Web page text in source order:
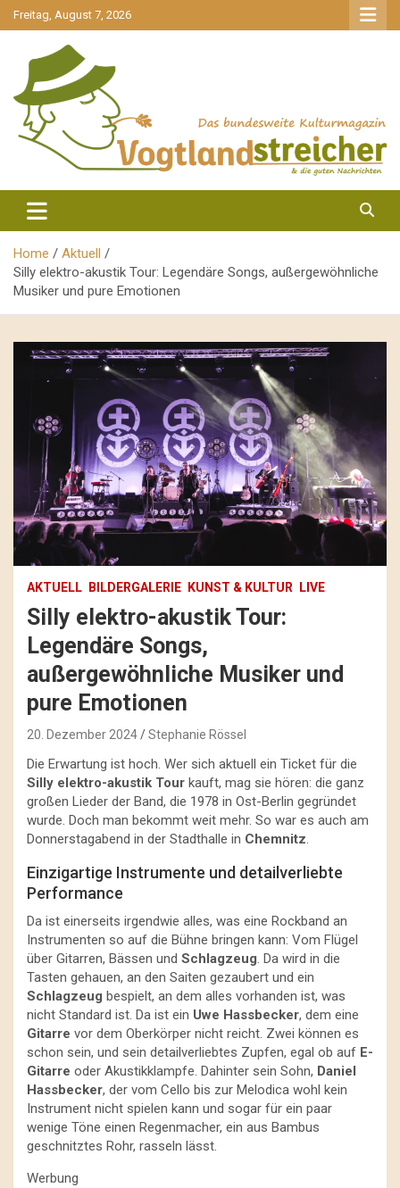
gehe
zum
Freitag, August 7, 2026
Vogtlandstreicher
Home
Aktuell
Silly elektro-akustik Tour: Legendäre Songs, außergewöhnliche
Musiker und pure Emotionen
AKTUELL BILDERGALERIE KUNST & KULTUR LIVE
Silly elektro-akustik Tour:
Legendäre Songs,
außergewöhnliche Musiker und
pure Emotionen
20. Dezember 2024 Stephanie Rössel
Die Erwartung ist hoch. Wer sich aktuell ein Ticket für die
Silly elektro-akustik Tour kauft, mag sie hören: die ganz
großen Lieder der Band, die 1978 in Ost-Berlin gegründet
wurde. Doch man bekommt weit mehr. So war es auch am
Donnerstagabend in der Stadthalle in Chemnitz.
Einzigartige Instrumente und detailverliebte
Performance
Da ist einerseits irgendwie alles, was eine Rockband an
Instrumenten so auf die Bühne bringen kann: Vom Flügel
über Gitarren, Bässen und Schlagzeug. Da wird in die
Tasten gehauen, an den Saiten gezaubert und ein
Schlagzeug bespielt, an dem alles vorhanden ist, was
nicht Standard ist. Da ist ein Uwe Hassbecker, dem eine
Gitarre vor dem Oberkörper nicht reicht. Zwei können es
schon sein, und sein detailverliebtes Zupfen, egal ob auf E-
Gitarre oder Akustikklampfe. Dahinter sein Sohn, Daniel
Hassbecker, der vom Cello bis zur Melodica wohl kein
Instrument nicht spielen kann und sogar für ein paar
wenige Töne einen Regenmacher, ein aus Bambus
geschnitztes Rohr, rasseln lässt.
Werbung